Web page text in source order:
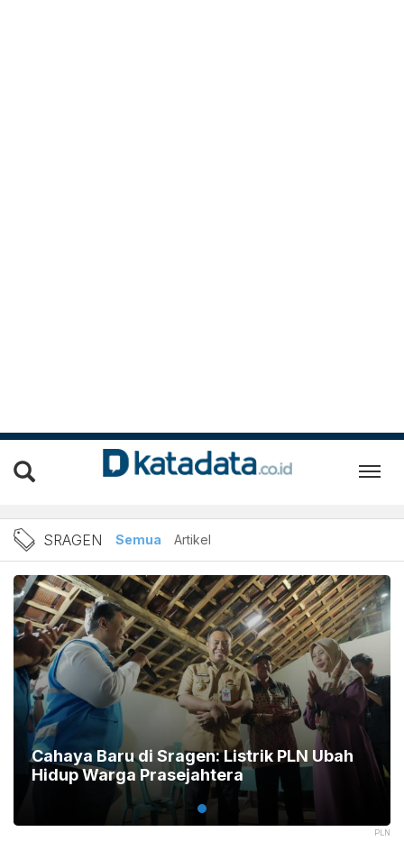
Berita Sragen Terbaru
SRAGEN Semua Artikel
PLN
Cahaya Baru di Sragen: Listrik PLN Ubah
Hidup Warga Prasejahtera